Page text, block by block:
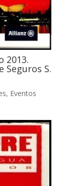
2013.
Seguros S.
, Eventos